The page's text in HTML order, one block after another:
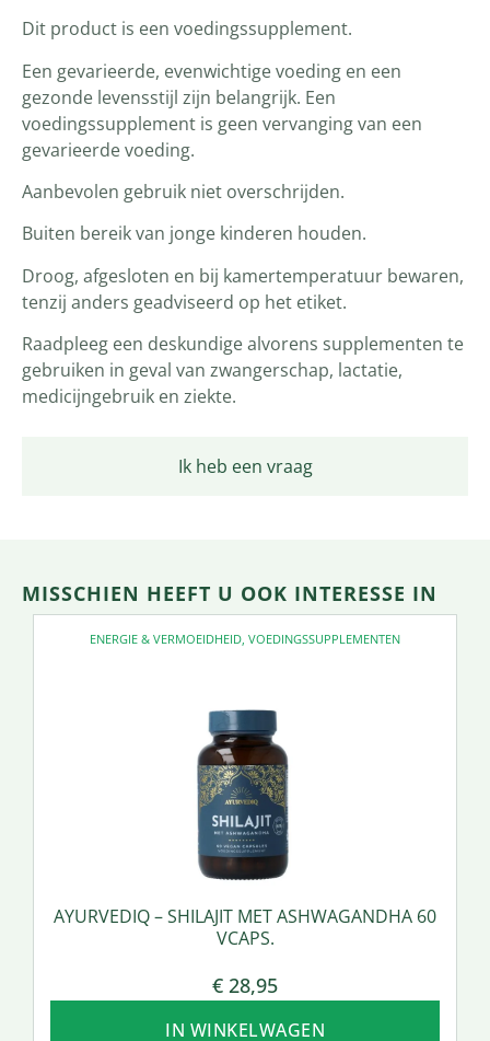
Ik heb een vraag
Dit product is een voedingssupplement.
Een gevarieerde, evenwichtige voeding en een
gezonde levensstijl zijn belangrijk. Een
voedingssupplement is geen vervanging van een
gevarieerde voeding.
Aanbevolen gebruik niet overschrijden.
Buiten bereik van jonge kinderen houden.
Droog, afgesloten en bij kamertemperatuur bewaren,
tenzij anders geadviseerd op het etiket.
Raadpleeg een deskundige alvorens supplementen te
gebruiken in geval van zwangerschap, lactatie,
medicijngebruik en ziekte.
MISSCHIEN HEEFT U OOK INTERESSE IN
ENERGIE & VERMOEIDHEID VOEDINGSSUPPLEMENTEN
AYURVEDIQ – SHILAJIT MET ASHWAGANDHA 60
VCAPS.
€ 28,95
IN WINKELWAGEN